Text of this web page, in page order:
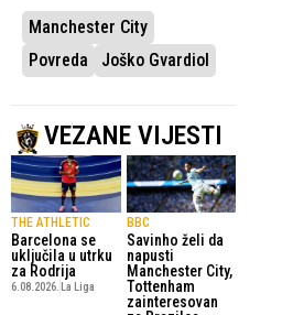
Manchester City
Povreda
Joško Gvardiol
VEZANE VIJESTI
THE ATHLETIC
Barcelona se
uključila u utrku
za Rodrija
6.08.2026. La Liga
BBC
Savinho želi da
napusti
Manchester City,
Tottenham
zainteresovan